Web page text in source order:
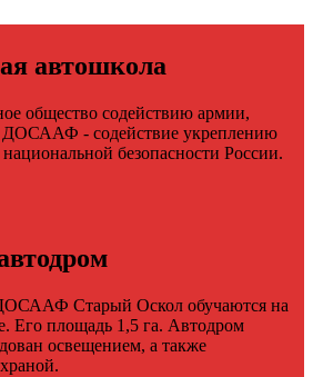
автошкола
общество содействию армии,
ДОСААФ - содействие укреплению
безопасности России.
Старый Оскол обучаются на
Его площадь 1,5 га. Автодром
освещением, а также